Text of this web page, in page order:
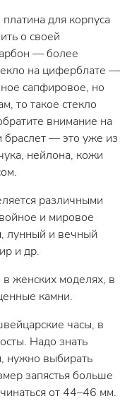
для корпуса
о своей
— более
на циферблате —
сапфировое, но
то такое стекло
внимание на
— это уже из
нейлона, кожи
различными
и мировое
лунный и вечный
и др.
женских моделях, в
камни.
часы, в
Надо знать
нужно выбирать
запястья больше
от 44–46 мм.